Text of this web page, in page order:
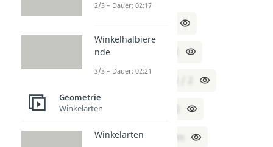
a = (U – 2 · b) / 2
a = 80 / 2 = 40 cm
2/3 – Dauer: 02:17
Winkelhalbiere
nde
3/3 – Dauer: 02:21
Geometrie
Winkelarten
Winkelarten